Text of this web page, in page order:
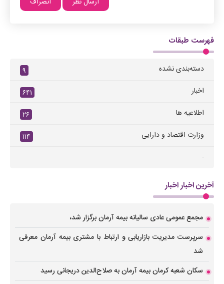
فهرست طبقات
دسته‌بندی نشده
۹
اخبار
۶۴۱
اطلاعیه ها
۲۶
وزارت اقتصاد و دارایی
۱۱۴
-
آخرین اخبار اخبار
مجمع عمومی عادی سالیانه بیمه آرمان برگزار شد،
سرپرست مدیریت بازاریابی و ارتباط با مشتری بیمه آرمان معرفی
شد
سکان شعبه کرمان بیمه آرمان به صلاح‌الدین دریجانی رسید